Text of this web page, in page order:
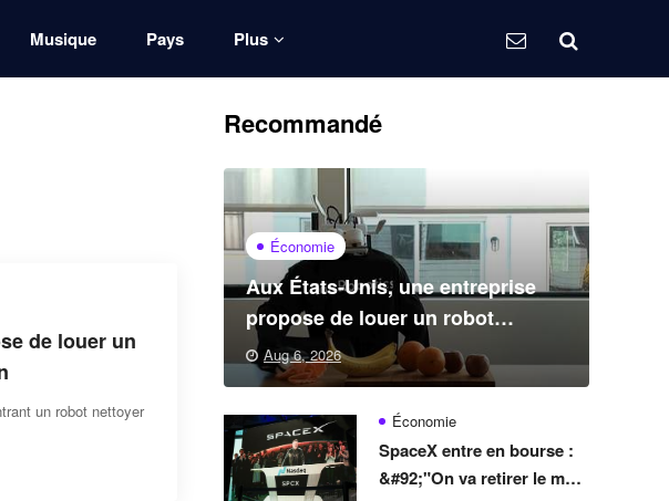
Musique Pays Plus
de louer un
un robot nettoyer
Recommandé
Économie
Aux États-Unis, une entreprise
propose de louer un robot
capable de nettoyer une maison
Aug 6, 2026
Économie
SpaceX entre en bourse :
&#92;"On va retirer le mot